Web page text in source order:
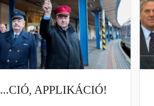
...CIÓ, APPLIKÁCIÓ!